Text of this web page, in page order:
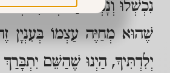
נִכְשְׁלוּ וְנָפְלוּ עַל־יְדֵי זֶה
שֶׁהוּא מְחַיֶּה עַצְמוֹ בְּעִנְיָן
יְלִדְתִּיךָ, הַיְנוּ שֶׁהַשֵּׁם יִתְבָּרַךְ